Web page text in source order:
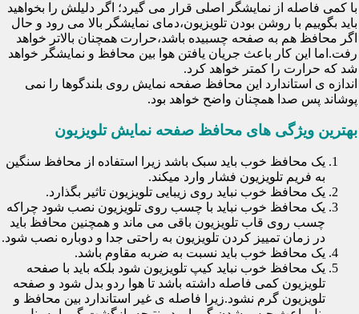
با کمی فاصله از نمایشگر اصلی قرار می گیرد؛ اگر دلیلش را بخواهید
باید بگوییم با روشن بودن تلویزیون،دمای نمایشگر بالا می رود و حال
اگر محافظ هم به صفحه چسبیده باشد،حرارت همچنان بالاتر خواهد
رفت.اما این کار باعث جریان یافتن هوا بین محافظ و نمایشگر خواهد
شد که حرارت را کمتر خواهد کرد.
اندازه ی استاندارد این محافظ صفحه نمایش روی بلندگوها را نمی
پوشاند پس صدا همچنان واضح خواهد بود.
بهترین ویژگی های محافظ صفحه نمایش تلویزیون
یک محافظ خوب باید سبک باشد زیرا استفاده از محافظ سنگین
به فریم تلویزیون فشار وارد میکند.
یک محافظ خوب نباید روی زیبایی تلویزیون تاثیر بگذارد.
یک محافظ خوب نباید با چسب روی تلویزیون نصب شود چراکه
چسب روی قاب تلویزیون باقی می ماند و همچنین محافظ باید
در زمان تمییز کردن تلویزیون به راحتی جدا و دوباره نصب شود.
یک محافظ خوب باید نسبت به ضربه مقاوم باشد.
یک محافظ خوب نباید کیپ تلویزیون شود بلکه باید با صفحه
تلویزیون کمی فاصله داشته باشد تا هوا ردو بدل شود و صفحه
تلویزیون گرم نشود.زیرا فاصله ی غیر استاندارد بین محافظ و